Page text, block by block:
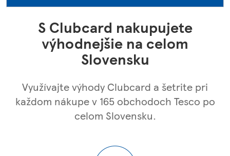
S Clubcard nakupujete
výhodnejšie na celom
Slovensku
Využívajte výhody Clubcard a šetrite pri
každom nákupe v 165 obchodoch Tesco po
celom Slovensku.